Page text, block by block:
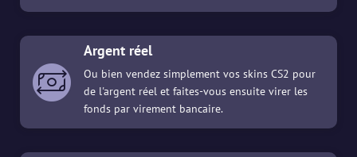
Argent réel
Ou bien vendez simplement vos skins CS2 pour
de l'argent réel et faites-vous ensuite virer les
fonds par virement bancaire.